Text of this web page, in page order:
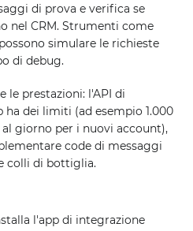
di prova e verifica se
nel CRM. Strumenti come
simulare le richieste
di debug.
le prestazioni: l'API di
ha dei limiti (ad esempio 1.000
giorno per i nuovi account),
code di messaggi
colli di bottiglia.
l'app di integrazione